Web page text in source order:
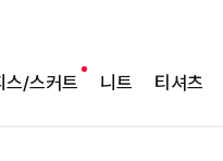
스/스커트 니트 티셔츠